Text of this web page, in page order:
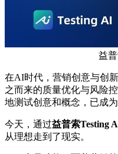
益
在AI时代，营销创意与创
之而来的质量优化与风险
地测试创意和概念，已成
今天，通过益普索Testing
从理想走到了现实。